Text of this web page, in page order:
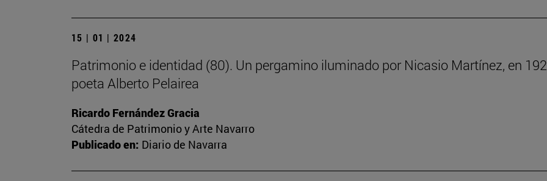
15 | 01 | 2024
Patrimonio e identidad (80). Un pergamino iluminado por Nicasio Martínez, en
poeta Alberto Pelairea
Ricardo Fernández Gracia
Cátedra de Patrimonio y Arte Navarro
Publicado en: Diario de Navarra